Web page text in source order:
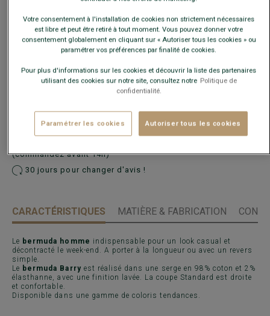
Guide des tailles
AJOUTER AU PANIER
Voir la disponibilité en magasin
(commandez avant 14h)
30 jours pour changer d'avis !
CARACTÉRISTIQUES MATIÈRE & FABRICATION
Le bermuda homme indispensable pour un look casual et
décontracté le week-end. A porter à la longueur ou avec un revers
simple.
Le bermuda Barry est réalisé dans une serge en 98% coton et 2%
élasthanne, avec une finition lavée. La coupe Standard est droite
et confortable.
Disponible dans une gamme de coloris tendances.
Votre consentement à l'installation de cookies non strictement nécessaires
est libre et peut être retiré à tout moment. Vous pouvez donner votre
consentement globalement en cliquant sur « Autoriser tous les cookies » ou
paramétrer vos préférences par finalité de cookies.
Pour plus d'informations sur les cookies et découvrir la liste des partenaires
utilisant des cookies sur notre site, consultez notre Politique de
confidentialité.
Paramétrer les cookies Autoriser tous les cookies